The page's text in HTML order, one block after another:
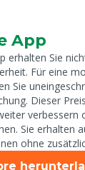
App
erhalten Sie
Für eine
Sie
Dieser
verbessern
Sie erhalten
ohne